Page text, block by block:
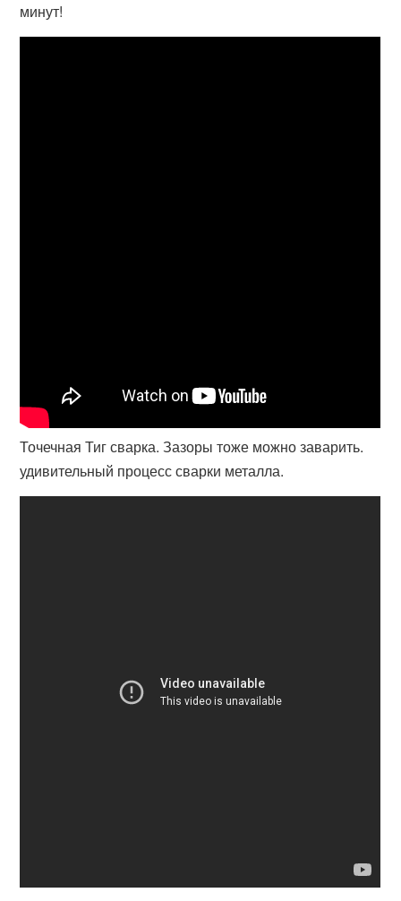
минут!
Точечная Тиг сварка. Зазоры тоже можно заварить.
удивительный процесс сварки металла.